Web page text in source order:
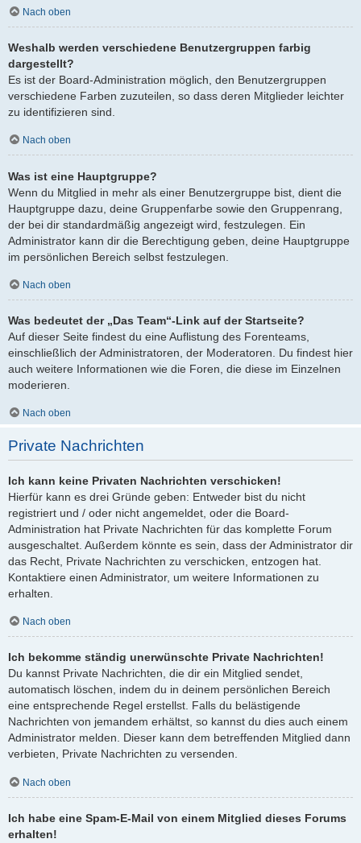
Nach oben
Weshalb werden verschiedene Benutzergruppen farbig
dargestellt?
Es ist der Board-Administration möglich, den Benutzergruppen
verschiedene Farben zuzuteilen, so dass deren Mitglieder leichter
zu identifizieren sind.
Nach oben
Was ist eine Hauptgruppe?
Wenn du Mitglied in mehr als einer Benutzergruppe bist, dient die
Hauptgruppe dazu, deine Gruppenfarbe sowie den Gruppenrang,
der bei dir standardmäßig angezeigt wird, festzulegen. Ein
Administrator kann dir die Berechtigung geben, deine Hauptgruppe
im persönlichen Bereich selbst festzulegen.
Nach oben
Was bedeutet der „Das Team“-Link auf der Startseite?
Auf dieser Seite findest du eine Auflistung des Forenteams,
einschließlich der Administratoren, der Moderatoren. Du findest hier
auch weitere Informationen wie die Foren, die diese im Einzelnen
moderieren.
Nach oben
Private Nachrichten
Ich kann keine Privaten Nachrichten verschicken!
Hierfür kann es drei Gründe geben: Entweder bist du nicht
registriert und / oder nicht angemeldet, oder die Board-
Administration hat Private Nachrichten für das komplette Forum
ausgeschaltet. Außerdem könnte es sein, dass der Administrator dir
das Recht, Private Nachrichten zu verschicken, entzogen hat.
Kontaktiere einen Administrator, um weitere Informationen zu
erhalten.
Nach oben
Ich bekomme ständig unerwünschte Private Nachrichten!
Du kannst Private Nachrichten, die dir ein Mitglied sendet,
automatisch löschen, indem du in deinem persönlichen Bereich
eine entsprechende Regel erstellst. Falls du belästigende
Nachrichten von jemandem erhältst, so kannst du dies auch einem
Administrator melden. Dieser kann dem betreffenden Mitglied dann
verbieten, Private Nachrichten zu versenden.
Nach oben
Ich habe eine Spam-E-Mail von einem Mitglied dieses Forums
erhalten!